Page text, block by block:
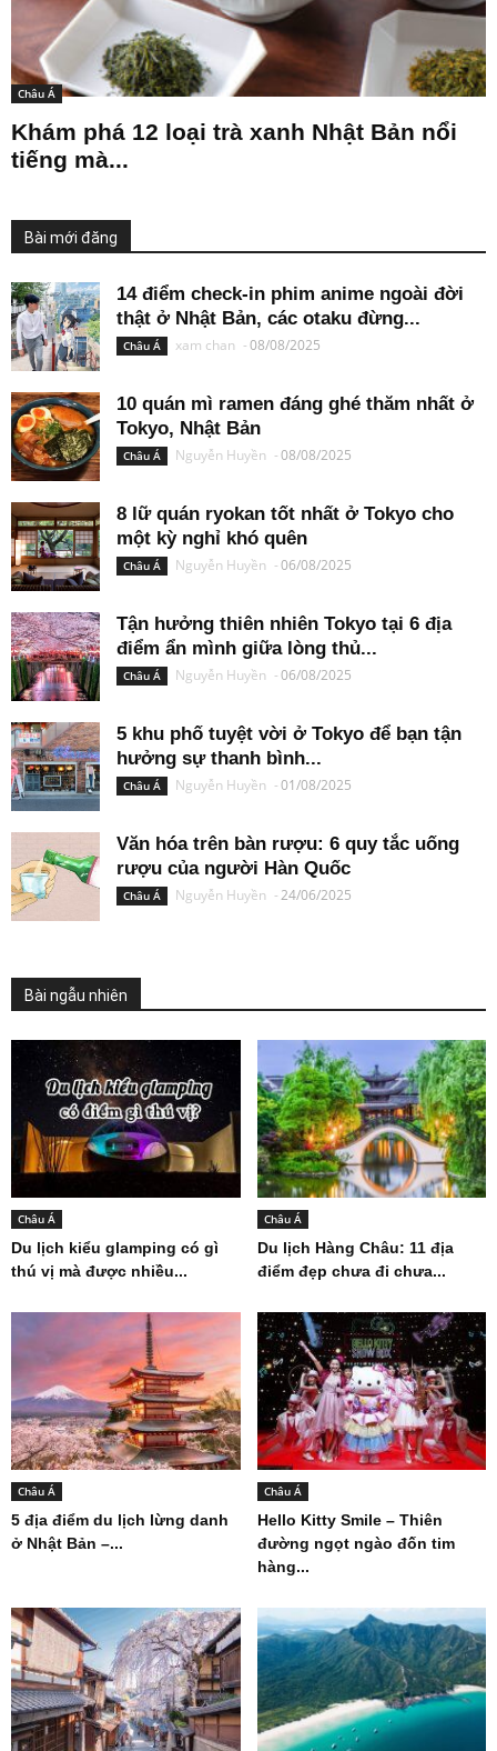
Châu Á
Khám phá 12 loại trà xanh Nhật Bản nổi
tiếng mà...
Bài mới đăng
14 điểm check-in phim anime ngoài đời
thật ở Nhật Bản, các otaku đừng...
Châu Á xam chan -08/08/2025
10 quán mì ramen đáng ghé thăm nhất ở
Tokyo, Nhật Bản
Châu Á Nguyễn Huyền -08/08/2025
8 lữ quán ryokan tốt nhất ở Tokyo cho
một kỳ nghỉ khó quên
Châu Á Nguyễn Huyền -06/08/2025
Tận hưởng thiên nhiên Tokyo tại 6 địa
điểm ẩn mình giữa lòng thủ...
Châu Á Nguyễn Huyền -06/08/2025
5 khu phố tuyệt vời ở Tokyo để bạn tận
hưởng sự thanh bình...
Châu Á Nguyễn Huyền -01/08/2025
Văn hóa trên bàn rượu: 6 quy tắc uống
rượu của người Hàn Quốc
Châu Á Nguyễn Huyền -24/06/2025
Bài ngẫu nhiên
Châu Á
Du lịch kiểu glamping có gì
thú vị mà được nhiều...
Châu Á
Du lịch Hàng Châu: 11 địa
điểm đẹp chưa đi chưa...
Châu Á
5 địa điểm du lịch lừng danh
ở Nhật Bản –...
Châu Á
Hello Kitty Smile – Thiên
đường ngọt ngào đốn tim
hàng...